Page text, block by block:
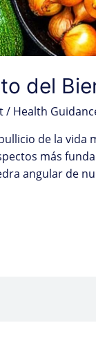
del
/ Health
de la
más
angular de